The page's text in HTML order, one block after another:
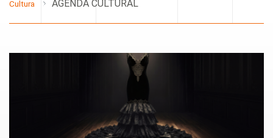
Cultura AGENDA CULTURAL